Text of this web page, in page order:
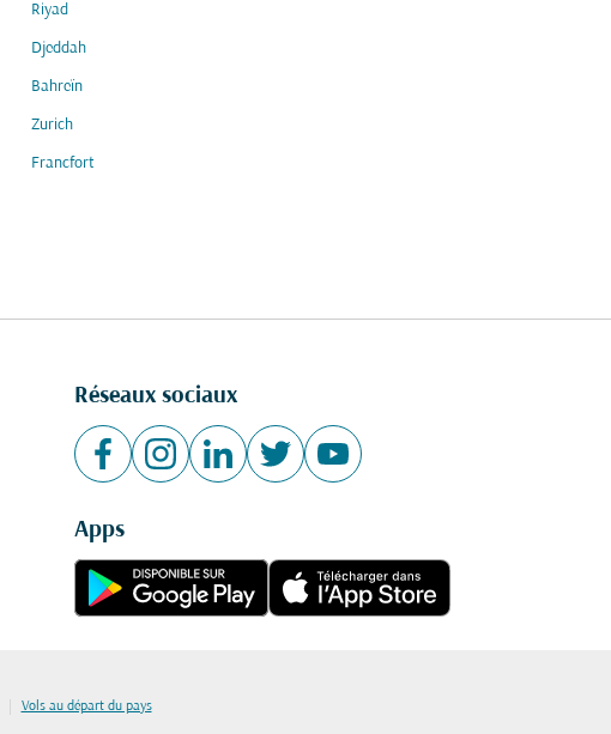
Riyad
Djeddah
Bahreïn
Zurich
Francfort
Réseaux sociaux
Apps
| Vols au départ du pays